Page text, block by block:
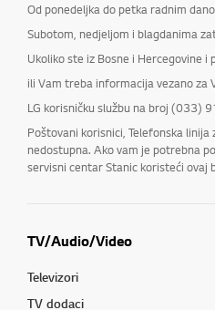
Od ponedeljka do petka radnim
Subotom, nedjeljom i blagdanima
Ukoliko ste iz Bosne i Hercegovine
ili Vam treba informacija vezano
LG korisničku službu na broj (033)
Poštovani korisnici, Telefonska
nedostupna. Ako vam je potrebna
servisni centar Stanic koristeći
TV/Audio/Video
Televizori
TV dodaci